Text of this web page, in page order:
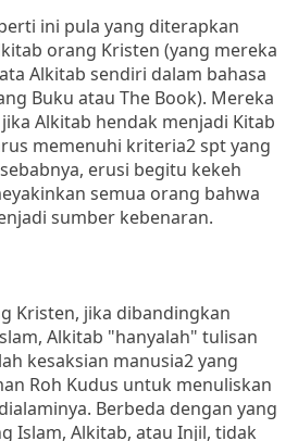
ini pula yang diterapkan
orang Kristen (yang mereka
Alkitab sendiri dalam bahasa
Buku atau The Book). Mereka
Alkitab hendak menjadi Kitab
memenuhi kriteria2 spt yang
erusi begitu kekeh
semua orang bahwa
sumber kebenaran.
Kristen, jika dibandingkan
Alkitab "hanyalah" tulisan
kesaksian manusia2 yang
Roh Kudus untuk menuliskan
Berbeda dengan yang
Islam, Alkitab, atau Injil, tidak